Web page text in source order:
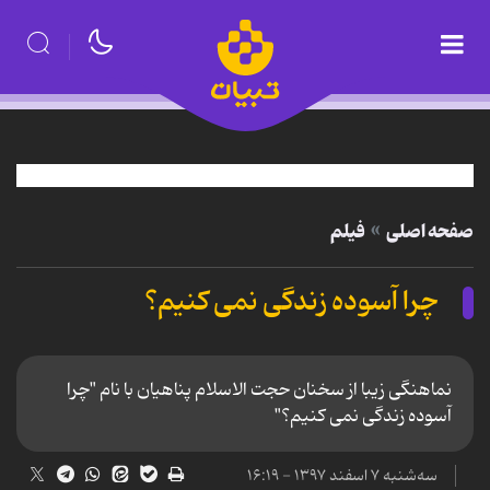
صفحه اصلی فیلم
چرا آسوده زندگی نمی کنیم؟
نماهنگی زیبا از سخنان حجت الاسلام پناهیان با نام "چرا
آسوده زندگی نمی کنیم؟"
سه‌شنبه ۷ اسفند ۱۳۹۷ - ۱۶:۱۹